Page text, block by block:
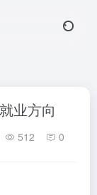
业方向
512 0